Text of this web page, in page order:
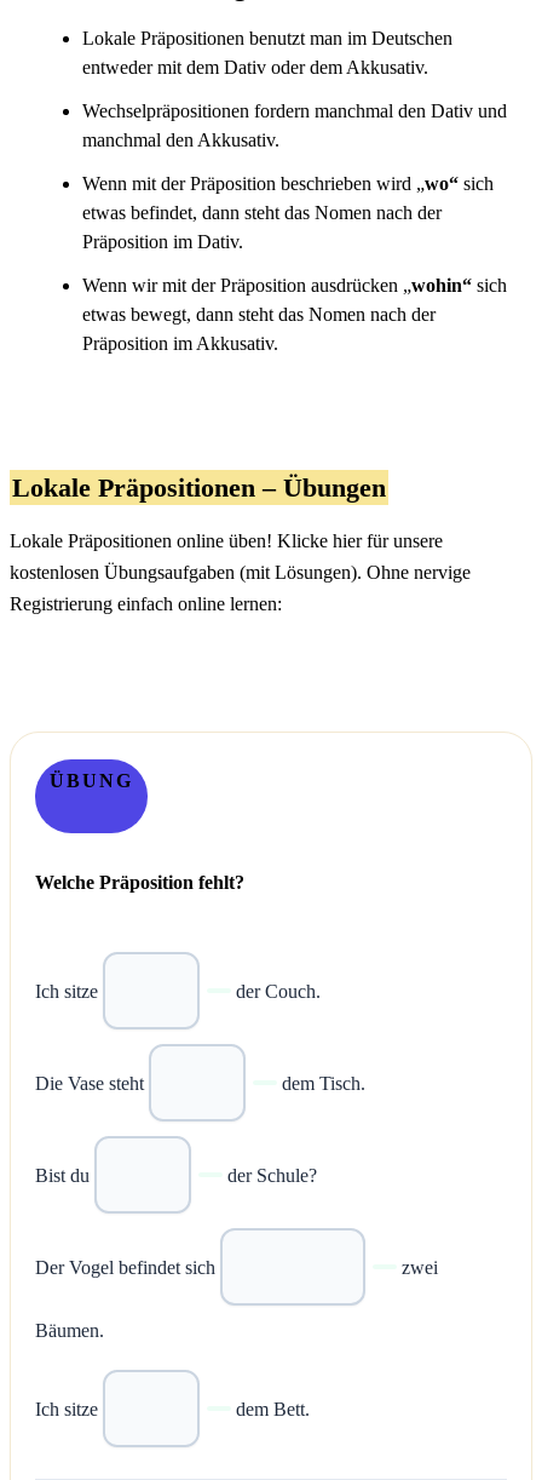
Lokale Präpositionen benutzt man im Deutschen
entweder mit dem Dativ oder dem Akkusativ.
Wechselpräpositionen fordern manchmal den Dativ und
manchmal den Akkusativ.
Wenn mit der Präposition beschrieben wird „wo“ sich
etwas befindet, dann steht das Nomen nach der
Präposition im Dativ.
Wenn wir mit der Präposition ausdrücken „wohin“ sich
etwas bewegt, dann steht das Nomen nach der
Präposition im Akkusativ.
Lokale Präpositionen – Übungen
Lokale Präpositionen online üben! Klicke hier für unsere
kostenlosen Übungsaufgaben (mit Lösungen). Ohne nervige
Registrierung einfach online lernen:
ÜBUNG
Welche Präposition fehlt?
Ich sitze der Couch.
Die Vase steht dem Tisch.
Bist du der Schule?
Der Vogel befindet sich zwei
Bäumen.
Ich sitze dem Bett.